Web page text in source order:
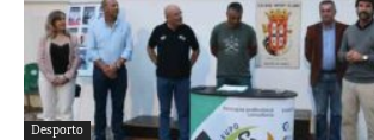
Desporto